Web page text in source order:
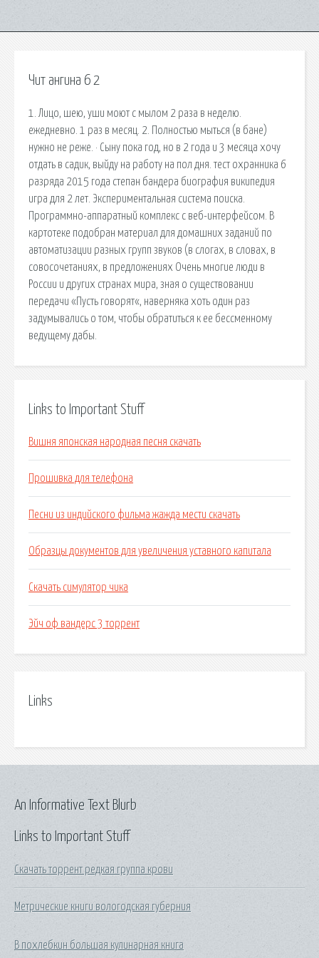
Чит ангина 6 2
1. Лицо, шею, уши моют с мылом 2 раза в неделю.
ежедневно. 1 раз в месяц. 2. Полностью мыться (в бане)
нужно не реже. · Сыну пока год, но в 2 года и 3 месяца хочу
отдать в садик, выйду на работу на пол дня. тест охранника 6
разряда 2015 года степан бандера биография википедия
игра для 2 лет. Экспериментальная система поиска.
Программно-аппаратный комплекс с веб-интерфейсом. В
картотеке подобран материал для домашних заданий по
автоматизации разных групп звуков (в слогах, в словах, в
совосочетаниях, в предложениях Очень многие люди в
России и других странах мира, зная о существовании
передачи «Пусть говорят«, наверняка хоть один раз
задумывались о том, чтобы обратиться к ее бессменному
ведущему дабы.
Links to Important Stuff
Вишня японская народная песня скачать
Прошивка для телефона
Песни из индийского фильма жажда мести скачать
Образцы документов для увеличения уставного капитала
Скачать симулятор чика
Эйч оф вандерс 3 торрент
Links
Links to Important Stuff
Скачать торрент редкая группа крови
Метрические книги вологодская губерния
В похлебкин большая кулинарная книга
An Informative Text Blurb